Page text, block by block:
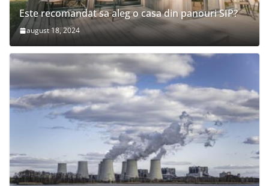
Este recomandat sa aleg o casa din panouri SIP?
august 18, 2024